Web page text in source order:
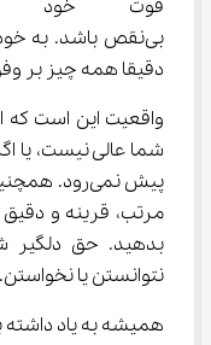
قوت خود
بی‌نقص باشد. به
دقیقا همه چیز بر
واقعیت این است که
شما عالی نیست، یا
پیش نمی‌رود.
مرتب، قرینه و
بدهید. حق دلگیر
نتوانستن یا نخواستن.
همیشه به یاد